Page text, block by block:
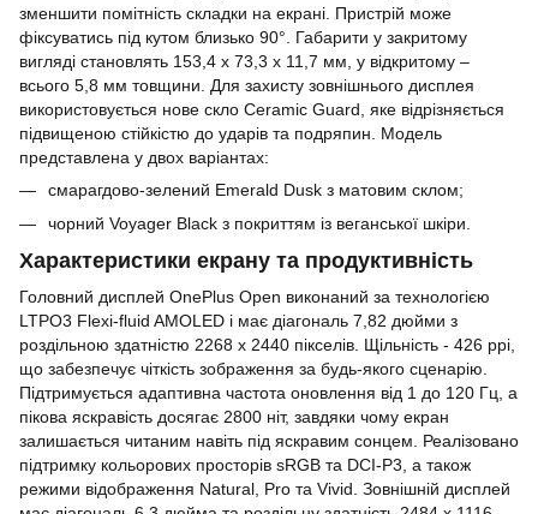
зменшити помітність складки на екрані. Пристрій може
фіксуватись під кутом близько 90°. Габарити у закритому
вигляді становлять 153,4 х 73,3 х 11,7 мм, у відкритому –
всього 5,8 мм товщини. Для захисту зовнішнього дисплея
використовується нове скло Ceramic Guard, яке відрізняється
підвищеною стійкістю до ударів та подряпин. Модель
представлена ​​у двох варіантах:
смарагдово-зелений Emerald Dusk з матовим склом;
чорний Voyager Black з покриттям із веганської шкіри.
Характеристики екрану та продуктивність
Головний дисплей OnePlus Open виконаний за технологією
LTPO3 Flexi-fluid AMOLED і має діагональ 7,82 дюйми з
роздільною здатністю 2268 х 2440 пікселів. Щільність - 426 ppi,
що забезпечує чіткість зображення за будь-якого сценарію.
Підтримується адаптивна частота оновлення від 1 до 120 Гц, а
пікова яскравість досягає 2800 ніт, завдяки чому екран
залишається читаним навіть під яскравим сонцем. Реалізовано
підтримку кольорових просторів sRGB та DCI-P3, а також
режими відображення Natural, Pro та Vivid. Зовнішній дисплей